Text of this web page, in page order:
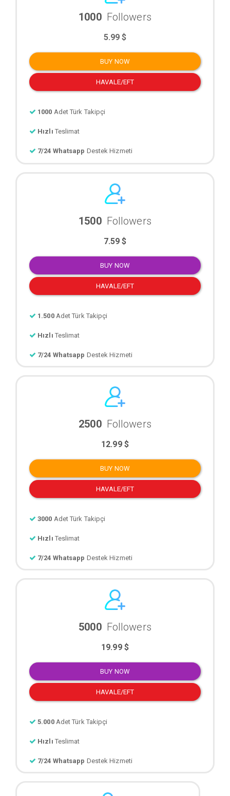
1000 Followers
5.99 $
BUY NOW
HAVALE/EFT
1000 Adet Türk Takipçi
Hızlı Teslimat
7/24 Whatsapp Destek Hizmeti
1500 Followers
7.59 $
BUY NOW
HAVALE/EFT
1.500 Adet Türk Takipçi
Hızlı Teslimat
7/24 Whatsapp Destek Hizmeti
2500 Followers
12.99 $
BUY NOW
HAVALE/EFT
3000 Adet Türk Takipçi
Hızlı Teslimat
7/24 Whatsapp Destek Hizmeti
5000 Followers
19.99 $
BUY NOW
HAVALE/EFT
5.000 Adet Türk Takipçi
Hızlı Teslimat
7/24 Whatsapp Destek Hizmeti